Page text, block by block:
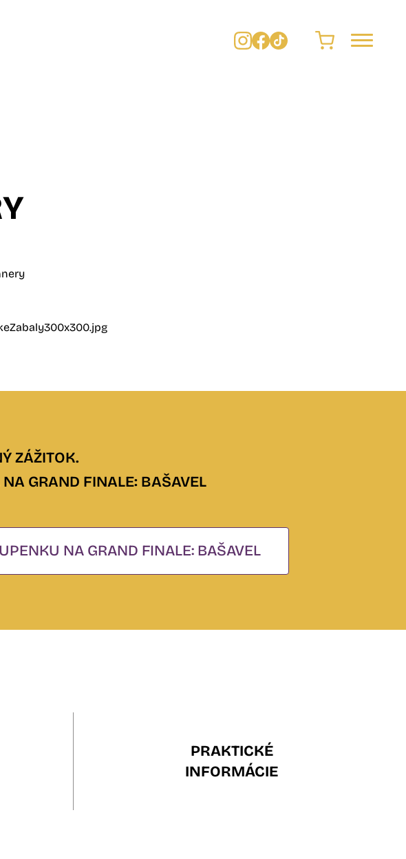
ZÁŽITOK.
GRAND FINALE: BAŠAVEL
NA GRAND FINALE: BAŠAVEL
PRAKTICKÉ
INFORMÁCIE